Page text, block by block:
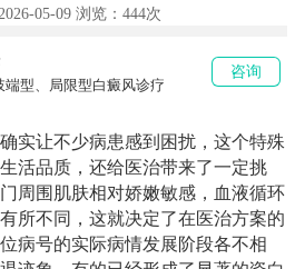
05-09 浏览： 444次
型、局限型白癜风诊疗
咨询
实让不少病患感到困扰，这个特殊
活品质，还给医治带来了一定挑
周围肌肤相对娇嫩敏感，血液循环
所不同，这就决定了在医治方案的
病号的实际病情发展阶段各不相